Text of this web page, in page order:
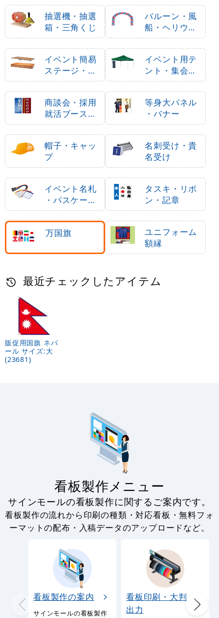
抽選機・抽選
箱・三角くじ
バルーン・風
船・ヘリウム
ガス
イベント簡易
ステージ・ポ
ータブルステ
ージ
イベント用テ
ント・集会用
テント
商談会・採用
就活ブース用
品
等身大パネル
・バナー
帽子・キャッ
プ
名刺受け・貴
名受け
イベント名札
・パスケース
・ネームホル
ダー
タスキ・リボ
ン・記章
万国旗
ユニフォーム
額縁
最近チェックしたアイテム
販促用国旗 ネパ
ール サイズ:大
(23681)
看板製作メニュー
サインモールの看板製作に関するご案内です。
看板製作の流れから印刷の種類・対応看板・無料フォ
ーマットの配布・入稿データのアップロードなど。
看板製作の案内
サインモールの看板製作
看板印刷・大判
出力